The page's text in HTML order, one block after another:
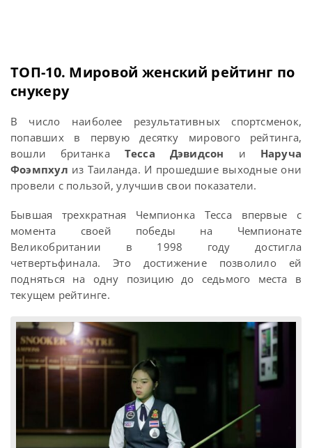
ТОП-10. Мировой женский рейтинг по
снукеру
В число наиболее результативных спортсменок,
попавших в первую десятку мирового рейтинга,
вошли британка Тесса Дэвидсон и Наруча
Фоэмпхул из Таиланда. И прошедшие выходные они
провели с пользой, улучшив свои показатели.
Бывшая трехкратная Чемпионка Тесса впервые с
момента своей победы на Чемпионате
Великобритании в 1998 году достигла
четвертьфинала. Это достижение позволило ей
подняться на одну позицию до седьмого места в
текущем рейтинге.